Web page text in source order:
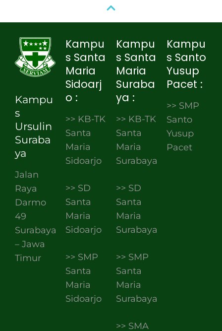
Kampu
s
Ursulin
Suraba
ya
Jalan
Raya
Darmo
49
Surabaya
– Jawa
Timur
Kampu
s Santa
Maria
Sidoarj
o :
>> KB-TK
Santa
Maria
Sidoarjo
>> SD
Santa
Maria
Sidoarjo
>> SMP
Santa
Maria
Sidoarjo
Kampu
s Santa
Maria
Suraba
ya :
>> KB-TK
Santa
Maria
Surabaya
>> SD
Santa
Maria
Surabaya
>> SMP
Santa
Maria
Surabaya
>> SMA
Kampu
s Santo
Yusup
Pacet :
>> SMP
Santo
Yusup
Pacet